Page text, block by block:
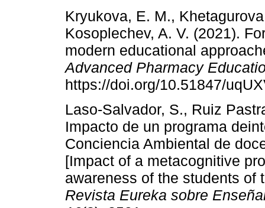
Kryukova, E. M.,
Kosoplechev, A. V. (2021).
modern educational
Advanced Pharmacy
https://doi.org/10.51847/
Laso-Salvador, S., Ruiz
Impacto de un programa
Conciencia Ambiental de
[Impact of a metacognitive
awareness of the students of
Revista Eureka sobre